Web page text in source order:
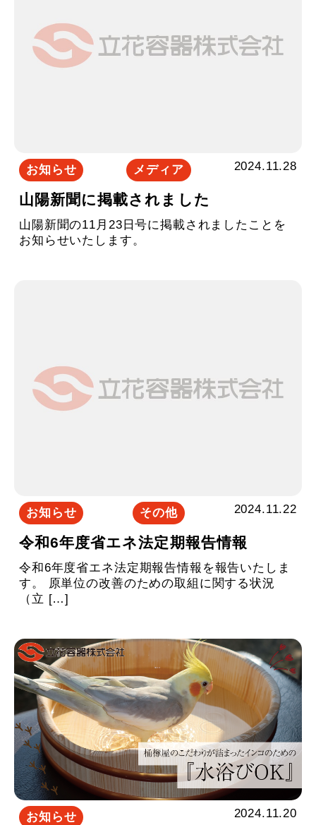
お知らせ メディア 2024.11.28
山陽新聞に掲載されました
山陽新聞の11月23日号に掲載されましたことを
お知らせいたします。
お知らせ その他 2024.11.22
令和6年度省エネ法定期報告情報
令和6年度省エネ法定期報告情報を報告いたしま
す。 原単位の改善のための取組に関する状況
（立 […]
お知らせ 2024.11.20